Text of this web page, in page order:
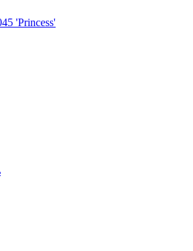
'Princess'